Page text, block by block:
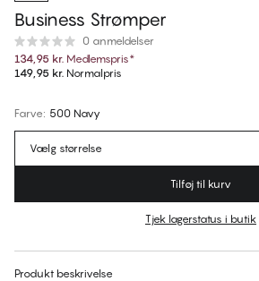
Business Strømper
0 anmeldelser
134,95 kr. Medlemspris*
149,95 kr. Normalpris
Farve: 500 Navy
Ingen foreslåede størrelse for dette item
Vælg størrelse
Tilføj til kurv
Tjek lagerstatus i butik
Produkt beskrivelse